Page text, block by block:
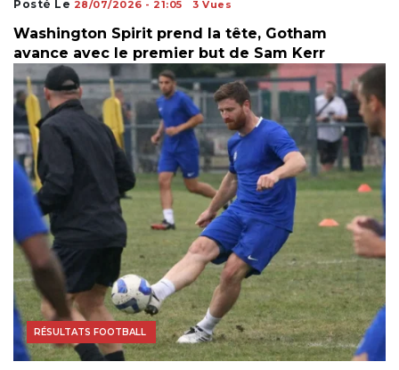
Posté Le 28/07/2026 - 21:05 3 Vues
Washington Spirit prend la tête, Gotham
avance avec le premier but de Sam Kerr
ACTUALITÉS FOOTBALL
FOOTBALL AFRICAIN
RÉSULTATS FOOTBALL